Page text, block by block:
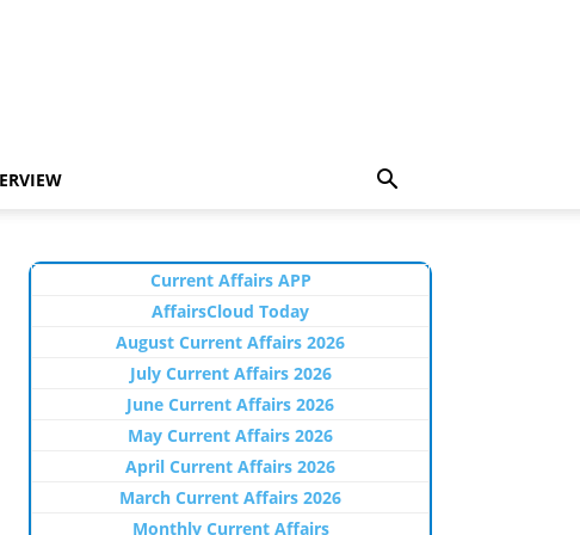
Current Affairs APP
AffairsCloud Today
August Current Affairs 2026
July Current Affairs 2026
June Current Affairs 2026
May Current Affairs 2026
April Current Affairs 2026
March Current Affairs 2026
Monthly Current Affairs